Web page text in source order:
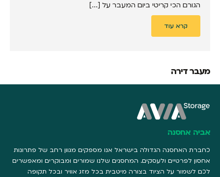
הגורם הכי קריטי ביום המעבר על [...]
קרא עוד
מעבר דירה
אביה אחסנה
כחברת האחסנה הגדולה בישראל אנו מספקים מגוון רחב של פתרונות
אחסון לפרטיים ולעסקים. המחסנים שלנו שמורים ומבוקרים ומאפשרים
לכם לשמור על הציוד בצורה מיטבית בכל מזג אוויר ובכל תקופה